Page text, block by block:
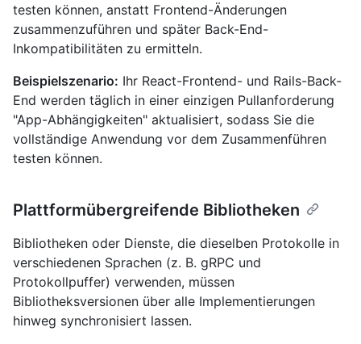
testen können, anstatt Frontend-Änderungen
zusammenzuführen und später Back-End-
Inkompatibilitäten zu ermitteln.
Beispielszenario: Ihr React-Frontend- und Rails-Back-
End werden täglich in einer einzigen Pullanforderung
"App-Abhängigkeiten" aktualisiert, sodass Sie die
vollständige Anwendung vor dem Zusammenführen
testen können.
Plattformübergreifende Bibliotheken
Bibliotheken oder Dienste, die dieselben Protokolle in
verschiedenen Sprachen (z. B. gRPC und
Protokollpuffer) verwenden, müssen
Bibliotheksversionen über alle Implementierungen
hinweg synchronisiert lassen.